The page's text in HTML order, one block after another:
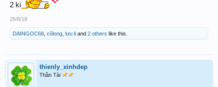
2 ki
26/8/18
DAINGOC68 côlong lưu li and 2 others like this.
thienly_xinhdep
Thần Tài